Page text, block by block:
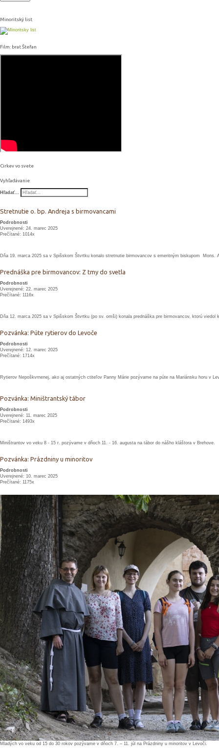
Minoritský list
Film: brat Štefan
Cirkev vo svete
Vyhľadávanie
Hľadať...
Stretnutie o. bp. Andreja s birmovancami
Podrobnosti
Uverejnené: 24. marec 2025
Prečítané: 1014x
Dňa 19. marca 2025 sa v Spišskom Štvrtku konalo stretnutie birmovancov s emeritným biskupom Mons.
Prednáška pre birmovancov: Z tmy do svetla
Podrobnosti
Uverejnené: 22. marec 2025
Prečítané: 1116x
Dňa 12. marca 2025 sa v Spišskom Štvrtku (po sv. omši) konala prednáška pre birmovancov, ktorú
Pozvánka: Púte rytierov do Levoče
Podrobnosti
Uverejnené: 12. marec 2025
Prečítané: 1714x
Rytierov Nepoškvrnenej, ako aj ostatných ctiteľov Panny Márie pozývame na púte na Mariánsku horu v
Pozvánka: Miništrantský tábor
Podrobnosti
Uverejnené: 11. marec 2025
Prečítané: 1493x
Miništrantov vo veku 8 - 15 r. pozývame v dňoch 11. - 16. augusta na tábor do nášho kláštora v Brehove.
Pozvánka: Prázdniny u minoritov
Podrobnosti
Uverejnené: 10. marec 2025
Prečítané: 1175x
Mladých vo veku od 15 do 30 rokov pozývame v dňoch 7. – 11. júl na Prázdniny u minoritov v Levoči.